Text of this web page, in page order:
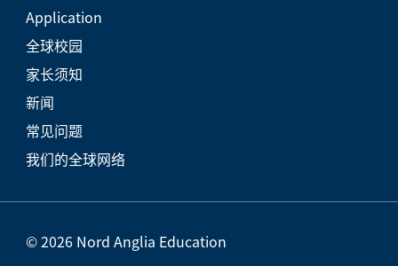
Application
全球校园
家长须知
新闻
常见问题
我们的全球网络
© 2026 Nord Anglia Education